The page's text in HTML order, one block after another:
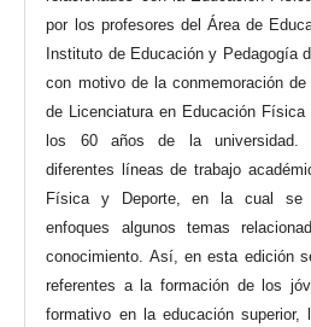
por los profesores del Área de
Instituto de Educación y Pedagogía
con motivo de la conmemoración
de Licenciatura en Educación
los 60 años de la universidad.
diferentes líneas de trabajo
Física y Deporte, en la cual se
enfoques algunos temas
conocimiento. Así, en esta edición
referentes a la formación de los
formativo en la educación superior,